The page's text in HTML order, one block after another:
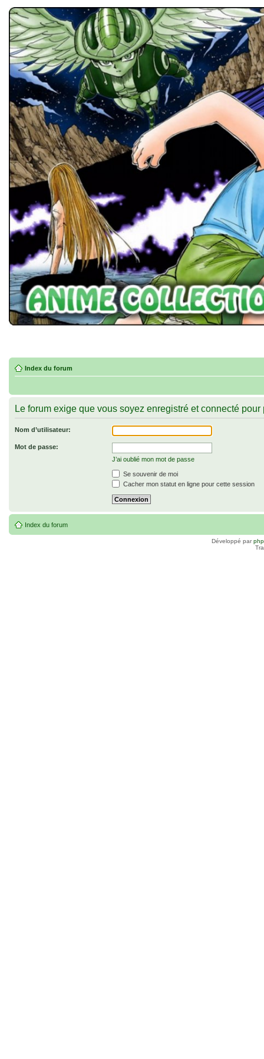
Index du forum
Le forum exige que vous soyez enregistré et connecté
Nom d’utilisateur:
Mot de passe:
J’ai oublié mon mot de passe
Se souvenir de moi
Cacher mon statut en ligne pour cette session
Index du forum
Développé par